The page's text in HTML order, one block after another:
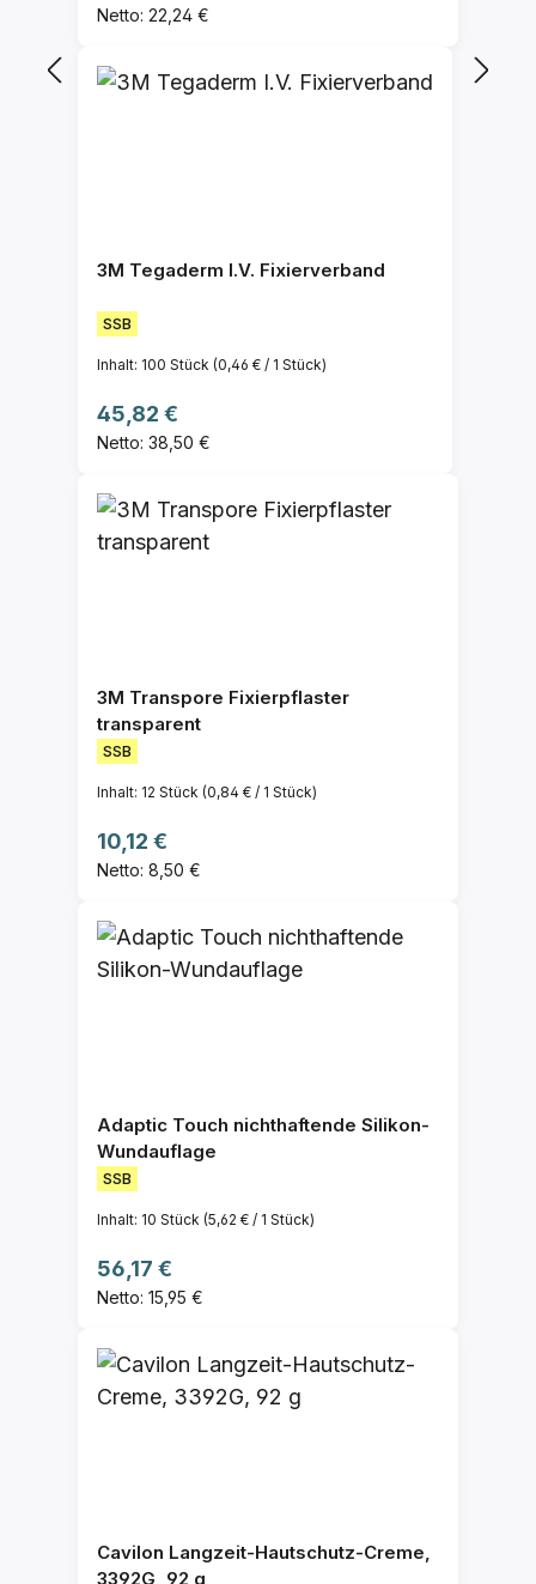
Netto: 22,24 €
3M Tegaderm I.V. Fixierverband
SSB
Inhalt: 100 Stück (0,46 € / 1 Stück)
Regulärer Preis:
45,82 €
Netto: 38,50 €
3M Transpore Fixierpflaster
transparent
SSB
Inhalt: 12 Stück (0,84 € / 1 Stück)
Regulärer Preis:
10,12 €
Netto: 8,50 €
Adaptic Touch nichthaftende Silikon-
Wundauflage
SSB
Inhalt: 10 Stück (5,62 € / 1 Stück)
Regulärer Preis:
56,17 €
Netto: 15,95 €
Cavilon Langzeit-Hautschutz-Creme,
3392G, 92 g